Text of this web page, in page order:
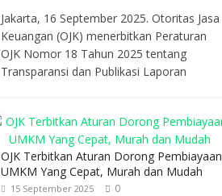
Jakarta, 16 September 2025. Otoritas Jasa
Keuangan (OJK) menerbitkan Peraturan
OJK Nomor 18 Tahun 2025 tentang
Transparansi dan Publikasi Laporan
OJK Terbitkan Aturan Dorong Pembiayaan
UMKM Yang Cepat, Murah dan Mudah
15 September 2025 0